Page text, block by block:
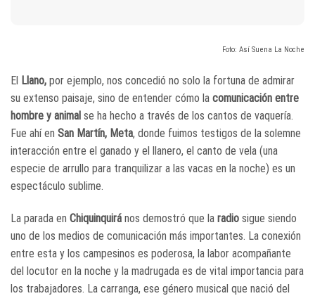
Foto: Así Suena La Noche
El Llano, por ejemplo, nos concedió no solo la fortuna de admirar
su extenso paisaje, sino de entender cómo la comunicación entre
hombre y animal se ha hecho a través de los cantos de vaquería.
Fue ahí en San Martín, Meta, donde fuimos testigos de la solemne
interacción entre el ganado y el llanero, el canto de vela (una
especie de arrullo para tranquilizar a las vacas en la noche) es un
espectáculo sublime.
La parada en Chiquinquirá nos demostró que la radio sigue siendo
uno de los medios de comunicación más importantes. La conexión
entre esta y los campesinos es poderosa, la labor acompañante
del locutor en la noche y la madrugada es de vital importancia para
los trabajadores. La carranga, ese género musical que nació del